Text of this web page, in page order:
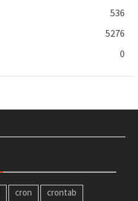
536
5276
0
cron crontab